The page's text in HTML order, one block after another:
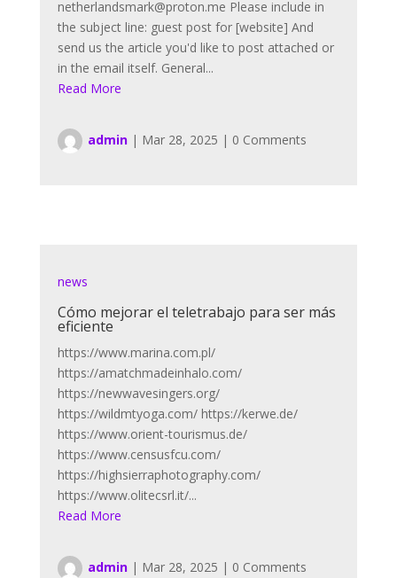
netherlandsmark@proton.me Please include in
the subject line: guest post for [website] And
send us the article you'd like to post attached or
in the email itself. General...
Read More
admin| Mar 28, 2025 | 0 Comments
news
Cómo mejorar el teletrabajo para ser más
eficiente
https://www.marina.com.pl/
https://amatchmadeinhalo.com/
https://newwavesingers.org/
https://wildmtyoga.com/ https://kerwe.de/
https://www.orient-tourismus.de/
https://www.censusfcu.com/
https://highsierraphotography.com/
https://www.olitecsrl.it/...
Read More
admin| Mar 28, 2025 | 0 Comments